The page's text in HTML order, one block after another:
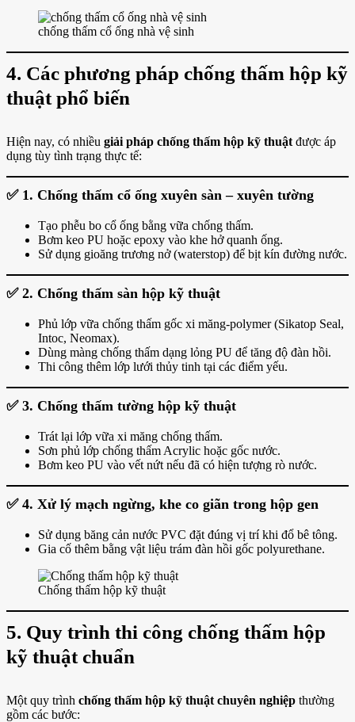
chống thấm cổ ống nhà vệ sinh
4. Các phương pháp chống thấm hộp kỹ
thuật phổ biến
Hiện nay, có nhiều giải pháp chống thấm hộp kỹ thuật được áp
dụng tùy tình trạng thực tế:
✅ 1. Chống thấm cổ ống xuyên sàn – xuyên tường
Tạo phễu bo cổ ống bằng vữa chống thấm.
Bơm keo PU hoặc epoxy vào khe hở quanh ống.
Sử dụng gioăng trương nở (waterstop) để bịt kín đường nước.
✅ 2. Chống thấm sàn hộp kỹ thuật
Phủ lớp vữa chống thấm gốc xi măng-polymer (Sikatop Seal,
Intoc, Neomax).
Dùng màng chống thấm dạng lỏng PU để tăng độ đàn hồi.
Thi công thêm lớp lưới thủy tinh tại các điểm yếu.
✅ 3. Chống thấm tường hộp kỹ thuật
Trát lại lớp vữa xi măng chống thấm.
Sơn phủ lớp chống thấm Acrylic hoặc gốc nước.
Bơm keo PU vào vết nứt nếu đã có hiện tượng rò nước.
✅ 4. Xử lý mạch ngừng, khe co giãn trong hộp gen
Sử dụng băng cản nước PVC đặt đúng vị trí khi đổ bê tông.
Gia cố thêm bằng vật liệu trám đàn hồi gốc polyurethane.
Chống thấm hộp kỹ thuật
5. Quy trình thi công chống thấm hộp
kỹ thuật chuẩn
Một quy trình chống thấm hộp kỹ thuật chuyên nghiệp thường
gồm các bước: